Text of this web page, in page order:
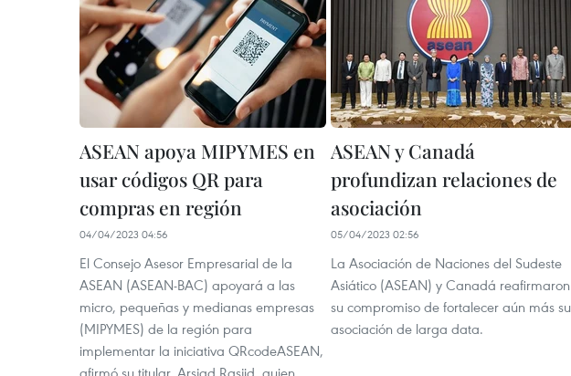
ASEAN apoya MIPYMES en
usar códigos QR para
compras en región
04/04/2023 04:56
El Consejo Asesor Empresarial de la
ASEAN (ASEAN-BAC) apoyará a las
micro, pequeñas y medianas empresas
(MIPYMES) de la región para
implementar la iniciativa QRcodeASEAN,
afirmó su titular, Arsjad Rasjid, quien
ASEAN y Canadá
profundizan relaciones de
asociación
05/04/2023 02:56
La Asociación de Naciones del Sudeste
Asiático (ASEAN) y Canadá reafirmaron
su compromiso de fortalecer aún más su
asociación de larga data.